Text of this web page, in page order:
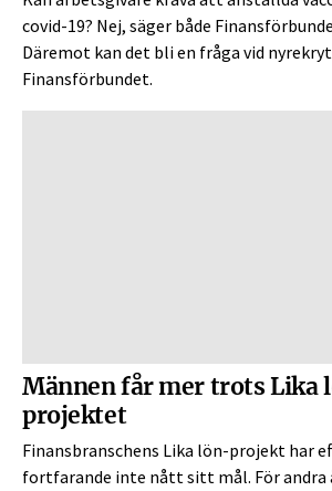
covid-19? Nej, säger både
Däremot kan det bli en fråga vid
Finansförbundet.
Männen får mer trots Lika
projektet
Finansbranschens Lika lön-projekt har
fortfarande inte nått sitt mål. För andra